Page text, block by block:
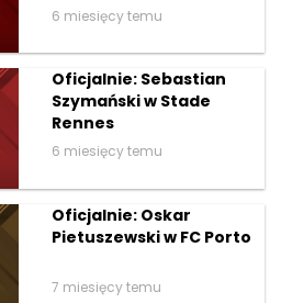
6 miesięcy temu
Oficjalnie: Sebastian
Szymański w Stade
Rennes
6 miesięcy temu
Oficjalnie: Oskar
Pietuszewski w FC Porto
7 miesięcy temu